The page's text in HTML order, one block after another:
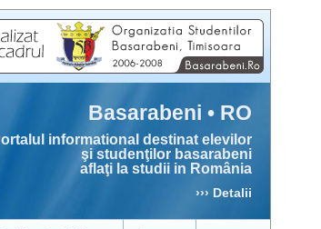
Basarabeni • RO
informational destinat elevilor
şi studenţilor basarabeni
aflaţi la studii in România
››› Detalii